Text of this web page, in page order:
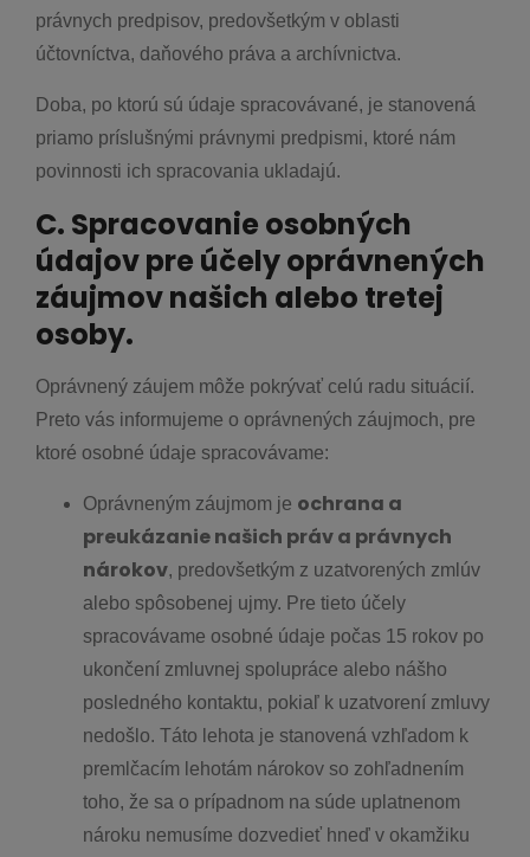
právnych predpisov, predovšetkým v oblasti
účtovníctva, daňového práva a archívnictva.
Doba, po ktorú sú údaje spracovávané, je stanovená
priamo príslušnými právnymi predpismi, ktoré nám
povinnosti ich spracovania ukladajú.
C. Spracovanie osobných
údajov pre účely oprávnených
záujmov našich alebo tretej
osoby.
Oprávnený záujem môže pokrývať celú radu situácií.
Preto vás informujeme o oprávnených záujmoch, pre
ktoré osobné údaje spracovávame:
Oprávneným záujmom je ochrana a
preukázanie našich práv a právnych
nárokov, predovšetkým z uzatvorených zmlúv
alebo spôsobenej ujmy. Pre tieto účely
spracovávame osobné údaje počas 15 rokov po
ukončení zmluvnej spolupráce alebo nášho
posledného kontaktu, pokiaľ k uzatvorení zmluvy
nedošlo. Táto lehota je stanovená vzhľadom k
premlčacím lehotám nárokov so zohľadnením
toho, že sa o prípadnom na súde uplatnenom
nároku nemusíme dozvedieť hneď v okamžiku